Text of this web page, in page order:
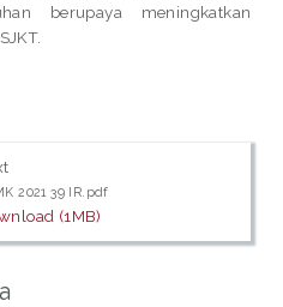
berupaya meningkatkan
2021 39 IR.pdf
(1MB)